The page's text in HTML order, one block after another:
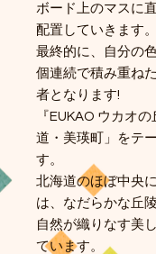
ボード上のマスに
配置していきます。
最終的に、自分の
個連続で積み重ね
者となります!
『EUKAO ウカオ
道・美瑛町」をテ
す。
北海道のほぼ中央
は、なだらかな丘
自然が織りなす美
ています。